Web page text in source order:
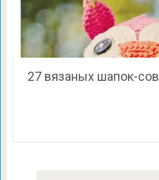
27 вязаных шапок-сов